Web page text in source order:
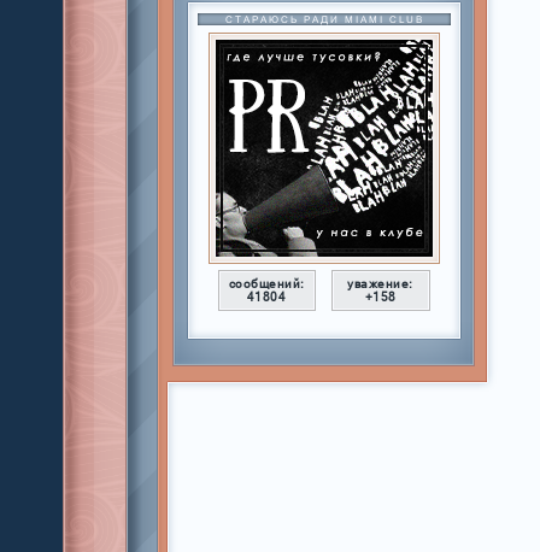
СТАРАЮСЬ РАДИ MIAMI CLUB
сообщений:
41804
уважение:
+158